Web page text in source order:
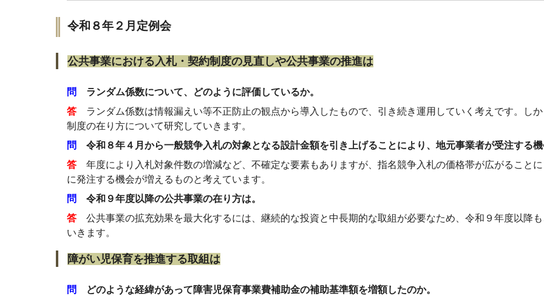
令和８年２月定例会
公共事業における入札・契約制度の見直しや公共事業の推進は
問
ランダム係数について、どのように評価しているか。
答
ランダム係数は情報漏えい等不正防止の観点から導入したもので、引き続き運用していく考えです。し
制度の在り方について研究していきます。
問
令和８年４月から一般競争入札の対象となる設計金額を引き上げることにより、地元事業者が受注する
答
年度により入札対象件数の増減など、不確定な要素もありますが、指名競争入札の価格帯が広がること
に発注する機会が増えるものと考えています。
問
令和９年度以降の公共事業の在り方は。
答
公共事業の拡充効果を最大化するには、継続的な投資と中長期的な取組が必要なため、令和９年度以降
いきます。
障がい児保育を推進する取組は
問
どのような経緯があって障害児保育事業費補助金の補助基準額を増額したのか。